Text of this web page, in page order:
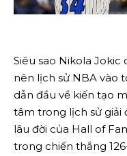
Siêu sao Nikola
nên lịch sử NBA vào
dẫn đầu về kiến ​​tạo
tâm trong lịch sử giải
lâu đời của Hall of
trong chiến thắng